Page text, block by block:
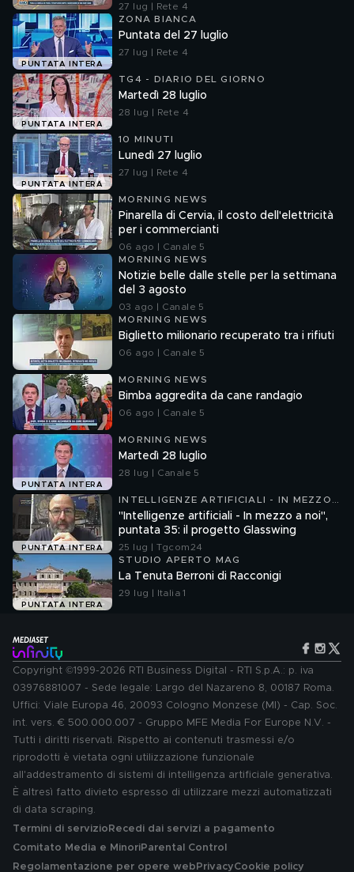
baby gang
27 lug | Rete 4
PUNTATA INTERA
ZONA BIANCA
Puntata del 27 luglio
27 lug | Rete 4
PUNTATA INTERA
TG4 - DIARIO DEL GIORNO
Martedì 28 luglio
28 lug | Rete 4
PUNTATA INTERA
10 MINUTI
Lunedì 27 luglio
27 lug | Rete 4
MORNING NEWS
Pinarella di Cervia, il costo dell'elettricità
per i commercianti
06 ago | Canale 5
MORNING NEWS
Notizie belle dalle stelle per la settimana
del 3 agosto
03 ago | Canale 5
MORNING NEWS
Biglietto milionario recuperato tra i rifiuti
06 ago | Canale 5
MORNING NEWS
Bimba aggredita da cane randagio
06 ago | Canale 5
PUNTATA INTERA
MORNING NEWS
Martedì 28 luglio
28 lug | Canale 5
PUNTATA INTERA
INTELLIGENZE ARTIFICIALI - IN MEZZO
A NOI
"Intelligenze artificiali - In mezzo a noi",
puntata 35: il progetto Glasswing
25 lug | Tgcom24
PUNTATA INTERA
STUDIO APERTO MAG
La Tenuta Berroni di Racconigi
29 lug | Italia 1
Copyright ©1999-2026 RTI Business Digital - RTI S.p.A.: p. iva
03976881007 - Sede legale: Largo del Nazareno 8, 00187 Roma.
Uffici: Viale Europa 46, 20093 Cologno Monzese (MI) - Cap. Soc.
int. vers. € 500.000.007 - Gruppo MFE Media For Europe N.V. -
Tutti i diritti riservati. Rispetto ai contenuti trasmessi e/o
riprodotti è vietata ogni utilizzazione funzionale
all'addestramento di sistemi di intelligenza artificiale generativa.
È altresì fatto divieto espresso di utilizzare mezzi automatizzati
di data scraping.
Termini di servizio Recedi dai servizi a pagamento
Comitato Media e MinoriParental Control
Regolamentazione per opere web PrivacyCookie policy